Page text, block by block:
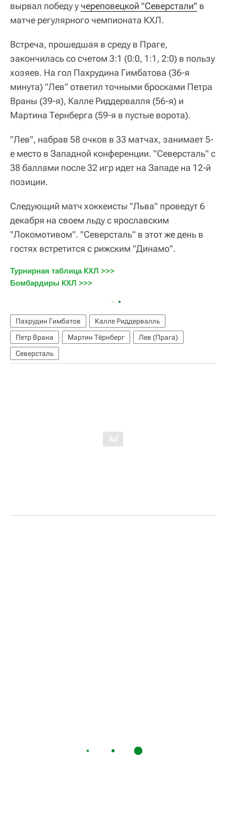
вырвал победу у череповецкой "Северстали" в
матче регулярного чемпионата КХЛ.
Встреча, прошедшая в среду в Праге,
закончилась со счетом 3:1 (0:0, 1:1, 2:0) в пользу
хозяев. На гол Пахрудина Гимбатова (36-я
минута) "Лев" ответил точными бросками Петра
Враны (39-я), Калле Риддервалля (56-я) и
Мартина Тернберга (59-я в пустые ворота).
"Лев", набрав 58 очков в 33 матчах, занимает 5-
е место в Западной конференции. "Северсталь" с
38 баллами после 32 игр идет на Западе на 12-й
позиции.
Следующий матч хоккеисты "Льва" проведут 6
декабря на своем льду с ярославским
"Локомотивом". "Северсталь" в этот же день в
гостях встретится с рижским "Динамо".
Турнирная таблица КХЛ >>>
Бомбардиры КХЛ >>>
Пахрудин Гимбатов
Калле Риддервалль
Петр Врана
Мартин Тёрнберг
Лев (Прага)
Северсталь